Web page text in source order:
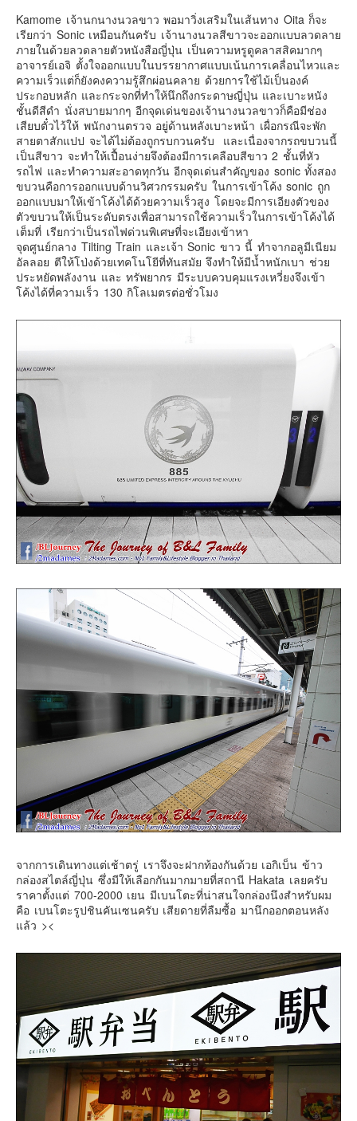
Kamome เจ้านกนางนวลขาว พอมาวิ่งเสริมในเส้นทาง Oita ก็จะ
เรียกว่า Sonic เหมือนกันครับ เจ้านางนวลสีขาวจะออกแบบลวดลาย
ภายในด้วยลวดลายตัวหนังสือญี่ปุ่น เป็นความหรูดูคลาสสิคมากๆ
อาจารย์เอจิ ตั้งใจออกแบบในบรรยากาศแบบเน้นการเคลื่อนไหวและ
ความเร็วแต่ก็ยังคงความรู้สึกผ่อนคลาย ด้วยการใช้ไม้เป็นองค์
ประกอบหลัก และกระจกที่ทำให้นึกถึงกระดาษญี่ปุ่น และเบาะหนัง
ชั้นดีสีดำ นั่งสบายมากๆ อีกจุดเด่นของเจ้านางนวลขาวก็คือมีช่อง
เสียบตั๋วไว้ให้ พนักงานตรวจ อยู่ด้านหลังเบาะหน้า เผื่อกรณีจะพัก
สายตาสักแปป จะได้ไม่ต้องถูกรบกวนครับ และเนื่องจากรถขบวนนี้
เป็นสีขาว จะทำให้เปื้อนง่ายจึงต้องมีการเคลือบสีขาว 2 ชั้นที่หัว
รถไฟ และทำความสะอาดทุกวัน อีกจุดเด่นสำคัญของ sonic ทั้งสอง
ขบวนคือการออกแบบด้านวิศวกรรมครับ ในการเข้าโค้ง sonic ถูก
ออกแบบมาให้เข้าโค้งได้ด้วยความเร็วสูง โดยจะมีการเอียงตัวของ
ตัวขบวนให้เป็นระดับตรงเพื่อสามารถใช้ความเร็วในการเข้าโค้งได้
เต็มที่ เรียกว่าเป็นรถไฟด่วนพิเศษที่จะเอียงเข้าหา
จุดศูนย์กลาง Tilting Train และเจ้า Sonic ขาว นี้ ทำจากอลูมีเนียม
อัลลอย ตีให้โป่งด้วยเทคโนโยีที่ทันสมัย จึงทำให้มีน้ำหนักเบา ช่วย
ประหยัดพลังงาน และ ทรัพยากร มีระบบควบคุมแรงเหวี่ยงจึงเข้า
โค้งได้ที่ความเร็ว 130 กิโลเมตรต่อชั่วโมง
จากการเดินทางแต่เช้าตรู่ เราจึงจะฝากท้องกันด้วย เอกิเบ็น ข้าว
กล่องสไตล์ญี่ปุ่น ซึ่งมีให้เลือกกันมากมายที่สถานี Hakata เลยครับ
ราคาตั้งแต่ 700-2000 เยน มีเบนโตะที่น่าสนใจกล่องนึงสำหรับผม
คือ เบนโตะรูปชินคันเซนครับ เสียดายที่ลืมซื้อ มานึกออกตอนหลัง
แล้ว ><